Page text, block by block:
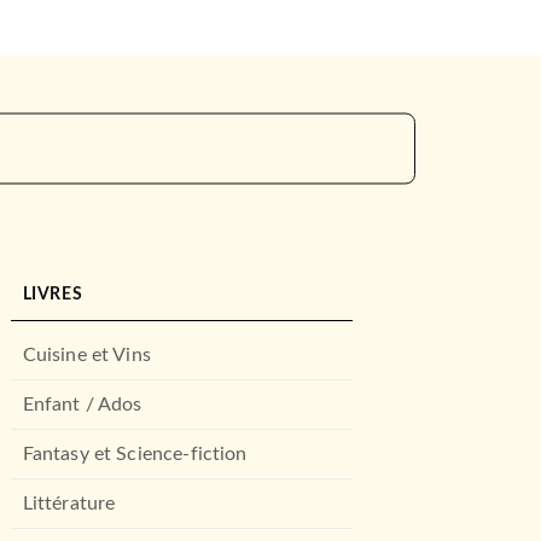
LIVRES
Cuisine et Vins
Enfant / Ados
Fantasy et Science-fiction
Littérature